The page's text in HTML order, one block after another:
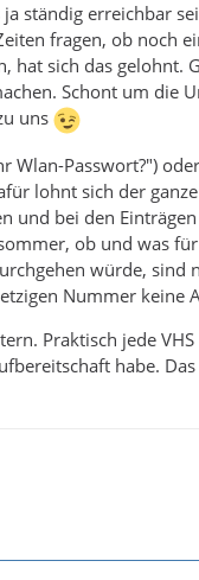
ständig erreichbar
fragen, ob noch
hat sich das gelohnt.
Schont um die
uns
Wlan-Passwort?")
lohnt sich der
und bei den
ob und was
würde, sind
Nummer keine
Praktisch jede
habe.